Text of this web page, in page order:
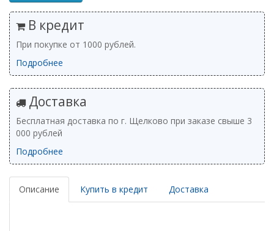
В кредит
При покупке от 1000 рублей.
Подробнее
Доставка
Бесплатная доставка по г. Щелково при заказе свыше 3
000 рублей
Подробнее
Описание Купить в кредит Доставка